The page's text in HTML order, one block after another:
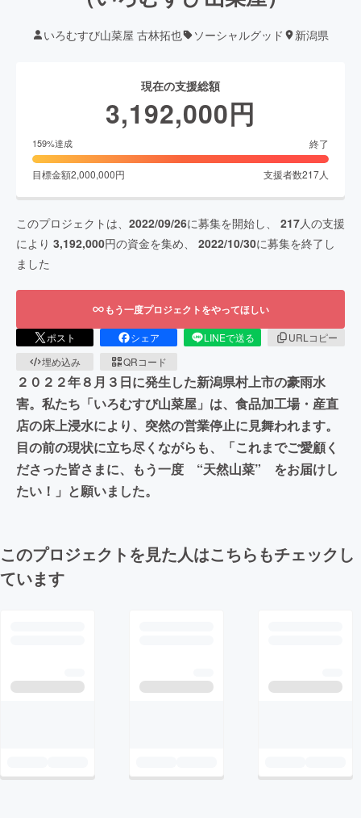
いろむすび山菜屋 古林拓也 ソーシャルグッド 新潟県
現在の支援総額
3,192,000円
159%達成 終了
目標金額2,000,000円 支援者数217人
このプロジェクトは、 2022/09/26に募集を開始し、 217人の支援
により 3,192,000円の資金を集め、 2022/10/30に募集を終了し
ました
もう一度プロジェクトをやってほしい
ポスト シェア LINEで送る
URLコピー
埋め込み
QRコード
２０２２年８月３日に発生した新潟県村上市の豪雨水
害。私たち「いろむすび山菜屋」は、食品加工場・産直
店の床上浸水により、突然の営業停止に見舞われます。
目の前の現状に立ち尽くながらも、「これまでご愛顧く
ださった皆さまに、もう一度 “天然山菜” をお届けし
たい！」と願いました。
このプロジェクトを見た人はこちらもチェックし
ています